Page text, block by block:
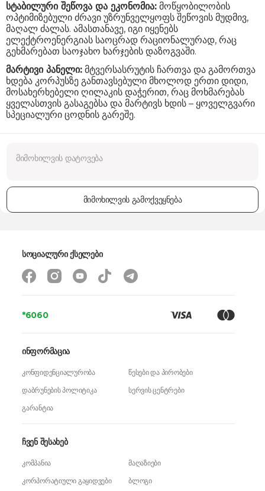
სტაბილური შეწოვა და ეკონომია: მოწყობილობის
ოპტიმიზებული ძრავი უზრუნველყოფს შეწოვის მუდმივ,
მაღალ ძალას. ამასთანავე, იგი იყენებს
ელექტროენერგიას საოცრად რაციონალურად, რაც
გეხმარებათ საოჯახო ხარჯების დაზოგვაში.
მარტივი პანელი: მტვერსასრუტის ჩართვა და გამორთვა
ხდება კორპუსზე განთავსებული მხოლოდ ერთი დიდი,
მოსახერხებელი ღილაკის დაჭერით, რაც მოხმარებას
ყველასთვის გასაგებსა და მარტივს ხდის – ყოველგვარი
სპეციალური ცოდნის გარეშე.
მიმოხილვის გამოქვეყნება
*6060
ჩვენ შესახებ
კომპანია
მაღაზიები
კორპორატიული გაყიდვები
ბლოგი
ინფორმაცია
კონფიდენციალურობა
წესები და პირობები
დაბრუნების პოლიტიკა
სერვის ცენტრები
გარანტია
სოციალური ქსელები